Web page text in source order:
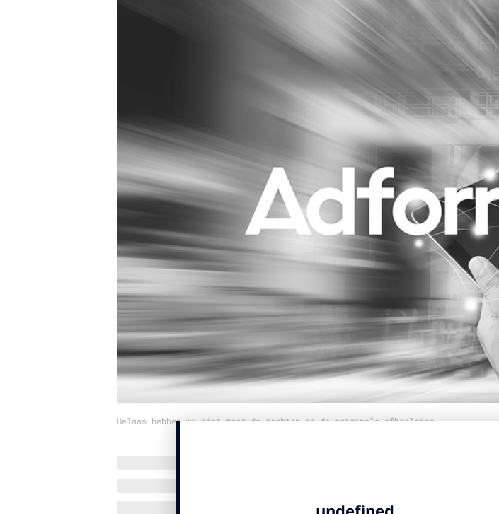
Influencer marketing
Interne communicatie
Helaas hebben we niet meer de rechten op de originele afbeelding